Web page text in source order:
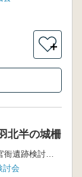
＋
北半の城柵
第35回古代城柵官衙遺跡検討会資料集
討会